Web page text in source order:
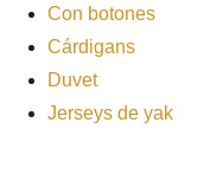
Con botones
Cárdigans
Duvet
Jerseys de yak